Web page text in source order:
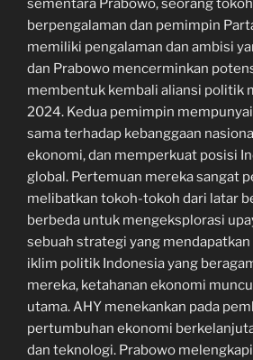
sementara Prabowo, seorang
berpengalaman dan pemimpin
memiliki pengalaman dan ambisi
dan Prabowo mencerminkan
membentuk kembali aliansi politik
2024. Kedua pemimpin
sama terhadap kebanggaan
ekonomi, dan memperkuat posisi
global. Pertemuan mereka sangat
melibatkan tokoh-tokoh dari latar
berbeda untuk mengeksplorasi
sebuah strategi yang mendapatkan
iklim politik Indonesia yang
mereka, ketahanan ekonomi
utama. AHY menekankan pada
pertumbuhan ekonomi
dan teknologi. Prabowo